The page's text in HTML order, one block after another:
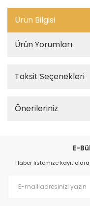
Ürün Bilgisi
Ürün Yorumları
Taksit Seçenekleri
Önerileriniz
E-
Haber listemize kayıt